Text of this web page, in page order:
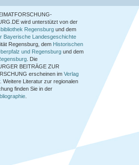
wird unterstützt von der
Regensburg und dem
Bayerische Landesgeschichte
Regensburg, dem Historischen
und Regensburg und dem
. Die
BEITRÄGE ZUR
erscheinen im Verlag
. Weitere Literatur zur regionalen
finden Sie in der